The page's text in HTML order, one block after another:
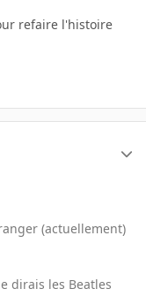
refaire l'histoire
(actuellement)
dirais les Beatles